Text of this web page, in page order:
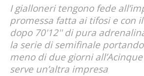
I gialloneri tengono fede
promessa fatta ai tifosi e con
dopo 70'12'' di pura
la serie di semifinale
meno di due giorni
serve un’altra impresa